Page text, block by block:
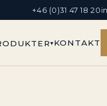
+46 (0)31 47 18 20
KONTAKT